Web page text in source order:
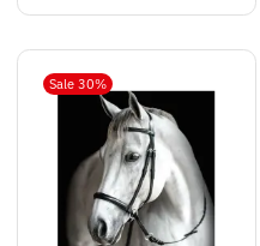
Sale 30%